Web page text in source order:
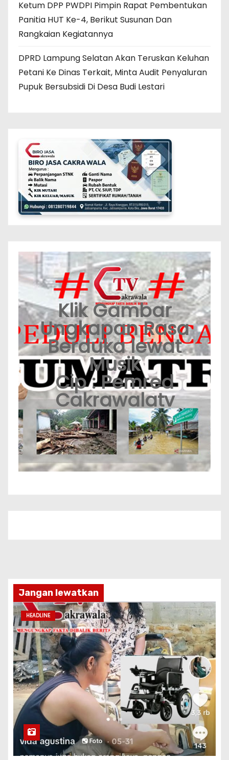
Ketum DPP PWDPI Pimpin Rapat Pembentukan
Panitia HUT Ke-4, Berikut Susunan Dan
Rangkaian Kegiatannya
DPRD Lampung Selatan Akan Teruskan Keluhan
Petani Ke Dinas Terkait, Minta Audit Penyaluran
Pupuk Bersubsidi Di Desa Budi Lestari
Klik Gambar
Ungkapan Rasa
Berduka lewat
Musik
Cip : Pemred
Cakrawalatv
Jangan lewatkan
HEADLINE